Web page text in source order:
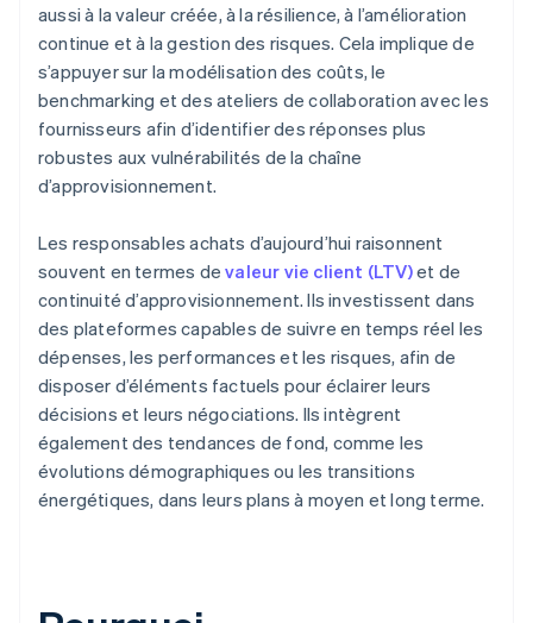
aussi à la valeur créée, à la résilience, à l’amélioration
continue et à la gestion des risques. Cela implique de
s’appuyer sur la modélisation des coûts, le
benchmarking et des ateliers de collaboration avec les
fournisseurs afin d’identifier des réponses plus
robustes aux vulnérabilités de la chaîne
d’approvisionnement.
Les responsables achats d’aujourd’hui raisonnent
souvent en termes devaleur vie client (LTV)et de
continuité d’approvisionnement. Ils investissent dans
des plateformes capables de suivre en temps réel les
dépenses, les performances et les risques, afin de
disposer d’éléments factuels pour éclairer leurs
décisions et leurs négociations. Ils intègrent
également des tendances de fond, comme les
évolutions démographiques ou les transitions
énergétiques, dans leurs plans à moyen et long terme.